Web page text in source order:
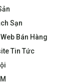
Sạn
Bán Hàng
Tin Tức